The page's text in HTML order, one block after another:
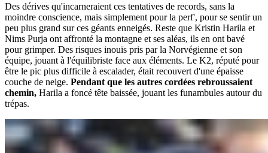
Des dérives qu'incarneraient ces tentatives de records, sans la
moindre conscience, mais simplement pour la perf', pour se sentir un
peu plus grand sur ces géants enneigés. Reste que Kristin Harila et
Nims Purja ont affronté la montagne et ses aléas, ils en ont bavé
pour grimper. Des risques inouïs pris par la Norvégienne et son
équipe, jouant à l'équilibriste face aux éléments. Le K2, réputé pour
être le pic plus difficile à escalader, était recouvert d'une épaisse
couche de neige. Pendant que les autres cordées rebroussaient
chemin, Harila a foncé tête baissée, jouant les funambules autour du
trépas.